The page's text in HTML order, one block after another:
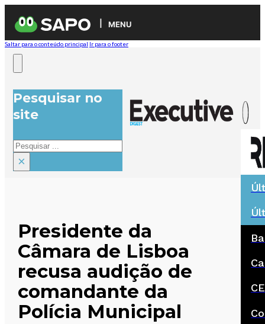
MENU
Saltar para o conteúdo principal Ir para o footer
Pesquisar no
site
Pesquisar
×
Presidente da
Câmara de Lisboa
recusa audição de
comandante da
Polícia Municipal